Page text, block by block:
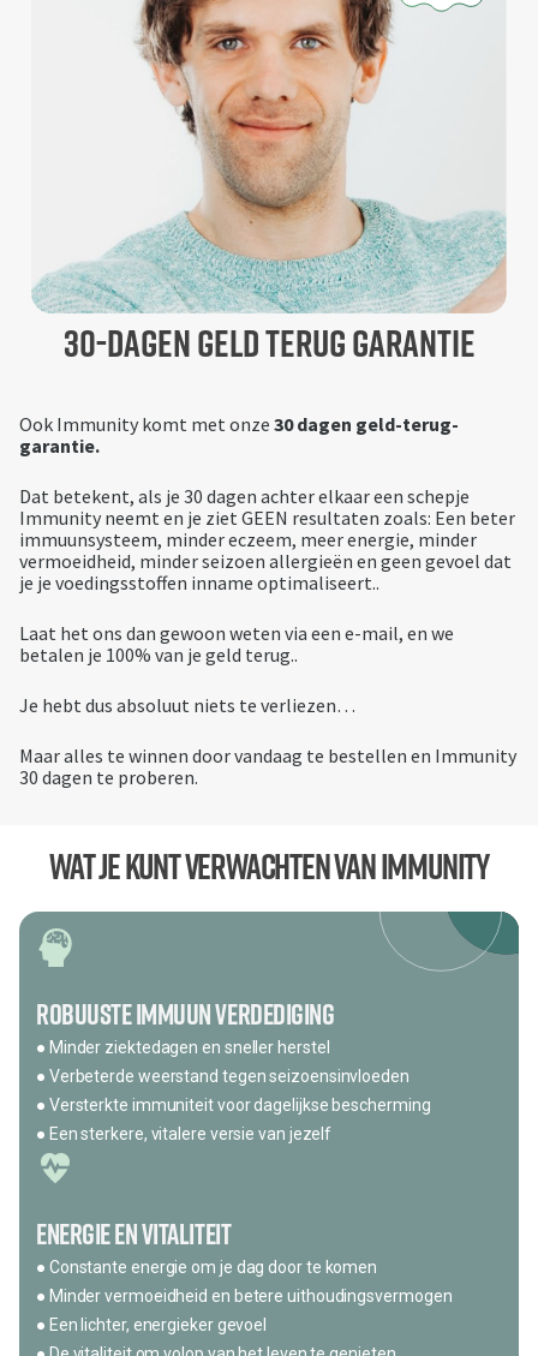
30-dagen geld terug garantie
Ook Immunity komt met onze 30 dagen geld-terug-
garantie.
Dat betekent, als je 30 dagen achter elkaar een schepje
Immunity neemt en je ziet GEEN resultaten zoals: Een beter
immuunsysteem, minder eczeem, meer energie, minder
vermoeidheid, minder seizoen allergieën en geen gevoel dat
je je voedingsstoffen inname optimaliseert..
Laat het ons dan gewoon weten via een e-mail, en we
betalen je 100% van je geld terug..
Je hebt dus absoluut niets te verliezen…
Maar alles te winnen door vandaag te bestellen en Immunity
30 dagen te proberen.
Wat je kunt verwachten van Immunity
Robuuste Immuun verdediging
● Minder ziektedagen en sneller herstel
● Verbeterde weerstand tegen seizoensinvloeden
● Versterkte immuniteit voor dagelijkse bescherming
● Een sterkere, vitalere versie van jezelf
Energie en Vitaliteit
● Constante energie om je dag door te komen
● Minder vermoeidheid en betere uithoudingsvermogen
● Een lichter, energieker gevoel